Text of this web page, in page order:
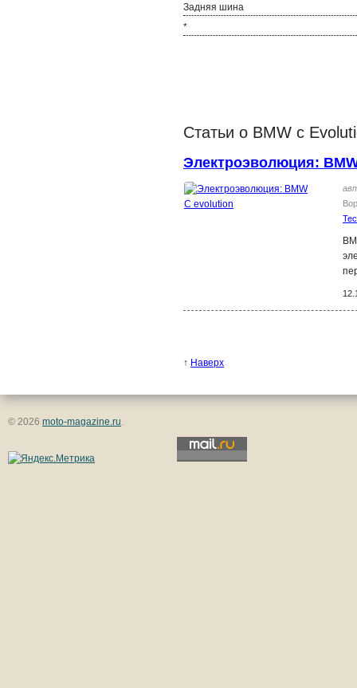
Задняя шина
*
Статьи о BMW c
Электроэволюция:
↑ Наверх
© 2026 moto-magazine.ru